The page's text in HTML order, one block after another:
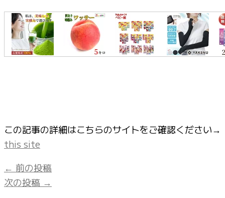
この記事の詳細はこちらのサイトをご確認ください→
this site
← 前の投稿
次の投稿 →